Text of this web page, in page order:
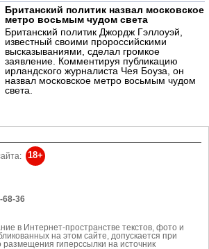
Британский политик назвал московское
метро восьмым чудом света
Британский политик Джордж Гэллоуэй,
известный своими пророссийскими
высказываниями, сделал громкое
заявление. Комментируя публикацию
ирландского журналиста Чея Боуза, он
назвал московское метро восьмым чудом
света.
18+
68-36
в Интернет-пространстве текстов, фото и
на этом сайте, допускается при
размещения гиперссылки на источник